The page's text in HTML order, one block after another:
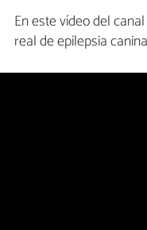
En este vídeo del
real de epilepsia